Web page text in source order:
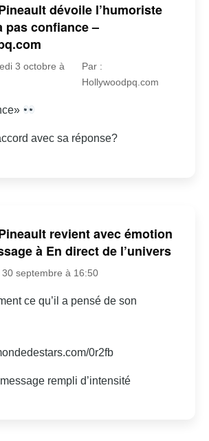
dévoile l’humoriste
pas confiance –
3 octobre à
Par :
Hollywoodpq.com
avec sa réponse?
revient avec émotion
à En direct de l’univers
septembre à 16:50
ce qu’il a pensé de son
0r2fb
rempli d’intensité